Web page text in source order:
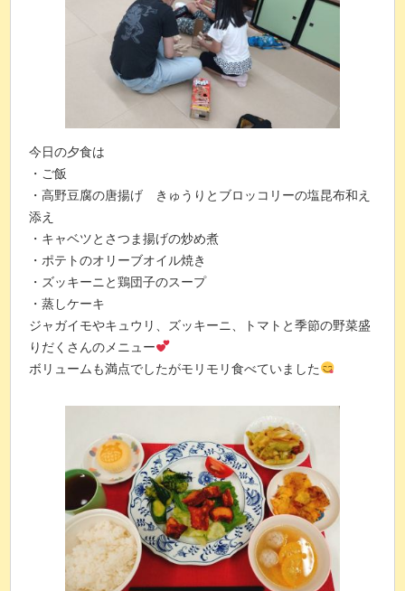
今日の夕食は
・ご飯
・高野豆腐の唐揚げ きゅうりとブロッコリーの塩昆布和え
添え
・キャベツとさつま揚げの炒め煮
・ポテトのオリーブオイル焼き
・ズッキーニと鶏団子のスープ
・蒸しケーキ
ジャガイモやキュウリ、ズッキーニ、トマトと季節の野菜盛
りだくさんのメニュー
ボリュームも満点でしたがモリモリ食べていました